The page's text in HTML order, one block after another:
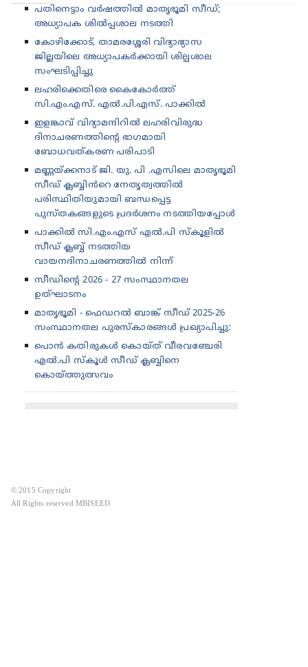
പതിനെട്ടാം വർഷത്തിൽ മാതൃഭൂമി സീഡ്;
അധ്യാപക ശിൽപ്പശാല നടത്തി
കോഴിക്കോട്, താമരശ്ശേരി വിദ്യാഭ്യാസ
ജില്ലയിലെ അധ്യാപകർക്കായി ശില്പശാല
സംഘടിപ്പിച്ചു
ലഹരിക്കെതിരെ കൈകോർത്ത്
സി.എം.എസ്. എൽ.പി.എസ്. പാക്കിൽ
ഇളങ്കാവ് വിദ്യാമന്ദിറിൽ ലഹരിവിരുദ്ധ
ദിനാചരണത്തിന്റെ ഭാഗമായി
ബോധവത്കരണ പരിപാടി
മണ്ണയ്ക്കനാട് ജി. യു. പി .എസിലെ മാതൃഭൂമി
സീഡ് ക്ലബ്ബിൻറെ നേതൃത്വത്തിൽ
പരിസ്ഥിതിയുമായി ബന്ധപ്പെട്ട
പുസ്തകങ്ങളുടെ പ്രദർശനം നടത്തിയപ്പോൾ
പാക്കിൽ സി.എം.എസ് എൽ.പി സ്കൂളിൽ
സീഡ് ക്ലബ്ബ് നടത്തിയ
വായനദിനാചരണത്തിൽ നിന്ന്
സീഡിന്റെ 2026 - 27 സംസ്ഥാനതല
ഉത്‌ഘാടനം
മാതൃഭൂമി - ഫെഡറൽ ബാങ്ക് സീഡ് 2025-26
സംസ്ഥാനതല പുരസ്കാരങ്ങൾ പ്രഖ്യാപിച്ചു:
പൊൻ കതിരുകൾ കൊയ്ത് വീരവഞ്ചേരി
എൽ.പി സ്കൂൾ സീഡ് ക്ലബ്ബിനെ
കൊയ്ത്തുത്സവം
© 2015 Copyright
All Rights reserved MBISEED